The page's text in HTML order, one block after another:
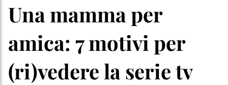
Una mamma per
amica: 7 motivi per
(ri)vedere la serie tv